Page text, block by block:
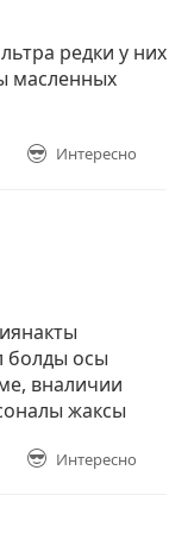
редки у них
масленных
Интересно
болды осы
вналичии
жаксы
Интересно